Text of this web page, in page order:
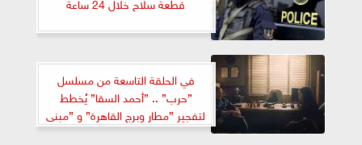
في الحلقة التاسعة من مسلسل
”حرب” .. ”أحمد السقا” يُخطط
لتفجير ”مطار وبرج القاهرة” و ”مبنى
الأمن الوطني ووزارة الداخلية”